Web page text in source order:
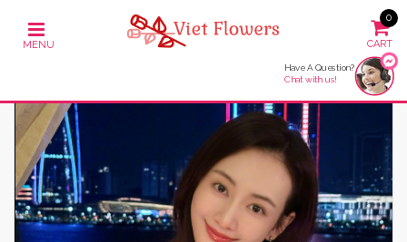
0
Have A Question?
Chat with us!